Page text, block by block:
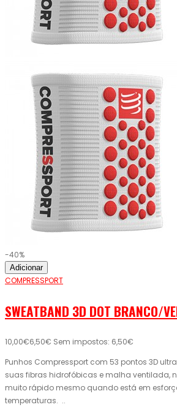
-40%
Adicionar
COMPRESSPORT
SWEATBAND 3D DOT BRANCO/
10,00€6,50€ Sem impostos: 6,50€
Punhos Compressport com 53 pontos 3D
suas fibras hidrofóbicas e malha ventilada,
muito rápido mesmo quando está em
temperaturas. ..